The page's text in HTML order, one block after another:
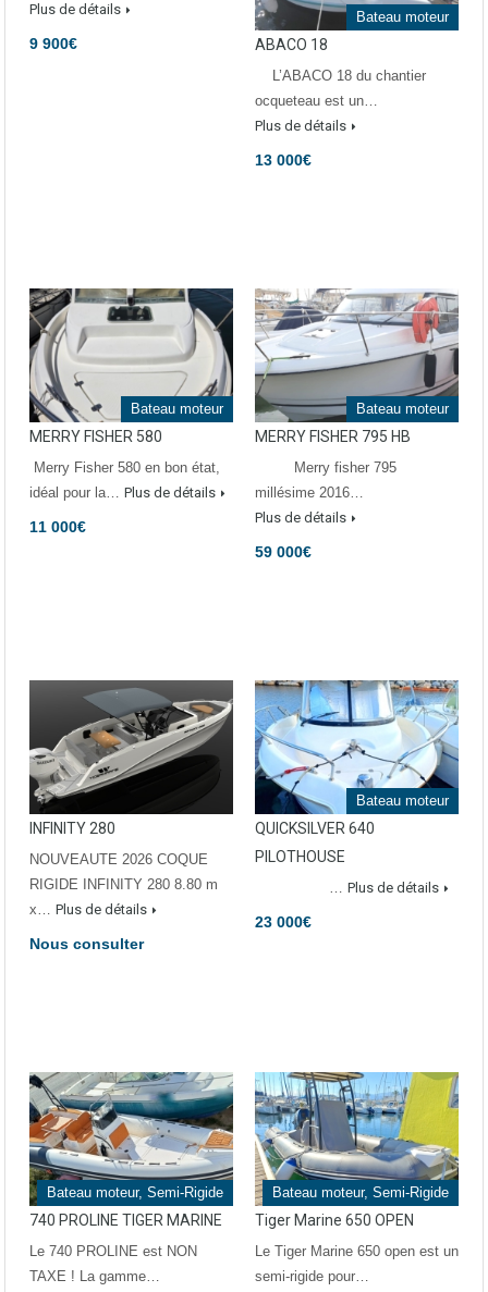
Plus de détails
9 900€
Bateau moteur
ABACO 18
L’ABACO 18 du chantier
ocqueteau est un…
Plus de détails
13 000€
Bateau moteur
MERRY FISHER 580
Merry Fisher 580 en bon état,
idéal pour la… Plus de détails
11 000€
Bateau moteur
MERRY FISHER 795 HB
Merry fisher 795
millésime 2016…
Plus de détails
59 000€
INFINITY 280
NOUVEAUTE 2026 COQUE
RIGIDE INFINITY 280 8.80 m
x… Plus de détails
Nous consulter
Bateau moteur
QUICKSILVER 640
PILOTHOUSE
… Plus de détails
23 000€
Bateau moteur, Semi-Rigide
740 PROLINE TIGER MARINE
Le 740 PROLINE est NON
TAXE ! La gamme…
Bateau moteur, Semi-Rigide
Tiger Marine 650 OPEN
Le Tiger Marine 650 open est un
semi-rigide pour…